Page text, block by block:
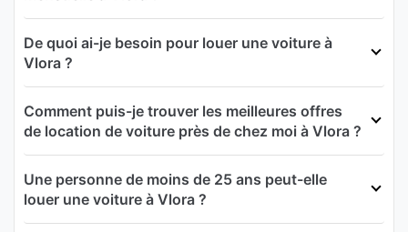
De quoi ai-je besoin pour louer une voiture à
Vlora ?
Comment puis-je trouver les meilleures offres
de location de voiture près de chez moi à Vlora ?
Une personne de moins de 25 ans peut-elle
louer une voiture à Vlora ?